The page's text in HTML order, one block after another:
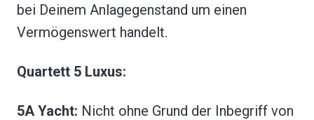
bei Deinem Anlagegenstand um einen
Vermögenswert handelt.
Quartett 5 Luxus:
5A Yacht: Nicht ohne Grund der Inbegriff von